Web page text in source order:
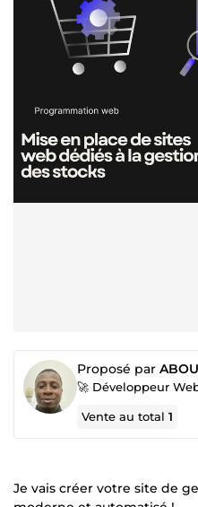
Proposé par
Vente au total1
Je vais créer votre site de